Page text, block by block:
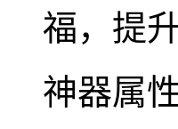
福，提
神器属